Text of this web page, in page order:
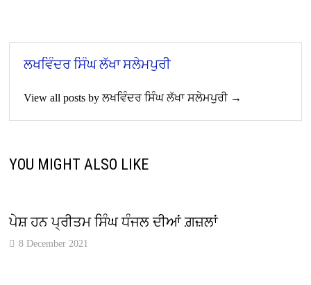
ਲਖਵਿੰਦਰ ਸਿੰਘ ਲੱਖਾ ਸਲੇਮਪੁਰੀ
View all posts by ਲਖਵਿੰਦਰ ਸਿੰਘ ਲੱਖਾ ਸਲੇਮਪੁਰੀ →
YOU MIGHT ALSO LIKE
ਪੇਸ਼ ਹਨ ਪ੍ਰੀਤਮ ਸਿੰਘ ਧੰਜਲ ਦੀਆਂ ਗ਼ਜ਼ਲਾਂ
8 December 2021